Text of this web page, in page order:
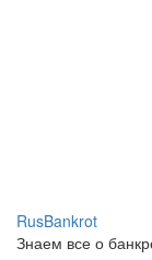
RusBankrot
Знаем все о